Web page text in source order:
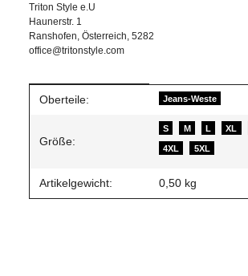
Triton Style e.U
Haunerstr. 1
Ranshofen, Österreich, 5282
office@tritonstyle.com
Produkteigenschaft
Wert
Oberteile: Jeans-Weste
Größe:
S M L XL
4XL 5XL
Artikelgewicht: 0,50 kg